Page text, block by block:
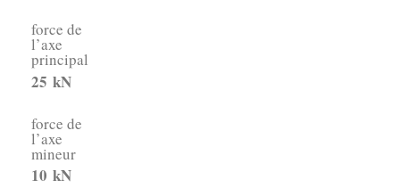
force de
l’axe
principal
25 kN
force de
l’axe
mineur
10 kN